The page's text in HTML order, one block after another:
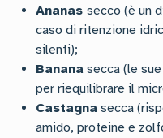
Ananas secco (è un
caso di ritenzione
silenti);
Banana secca (le
per riequilibrare il
Castagna secca
amido, proteine e